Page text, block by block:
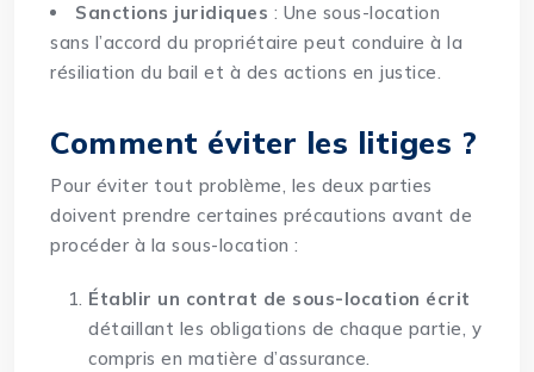
Sanctions juridiques : Une sous-location
sans l’accord du propriétaire peut conduire à la
résiliation du bail et à des actions en justice.
Comment éviter les litiges ?
Pour éviter tout problème, les deux parties
doivent prendre certaines précautions avant de
procéder à la sous-location :
Établir un contrat de sous-location écrit
détaillant les obligations de chaque partie, y
compris en matière d’assurance.